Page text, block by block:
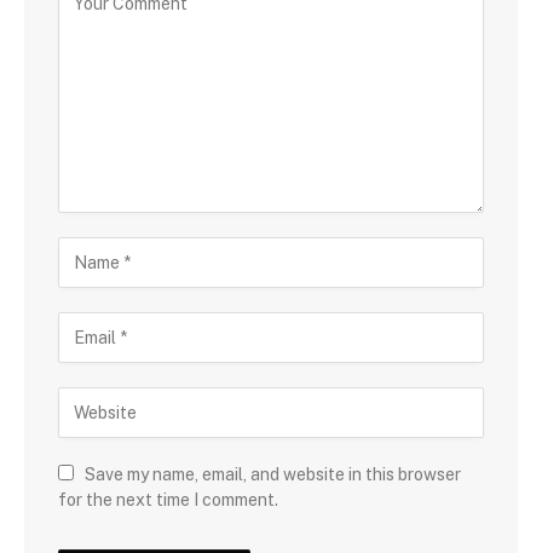
Save my name, email, and website in this browser
for the next time I comment.